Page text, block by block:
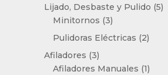
Lijado, Desbaste y Pulido 55
Minitornos 33
productos
Pulidoras Eléctricas 22
Afiladores 33
productos
Afiladores Manuales 11